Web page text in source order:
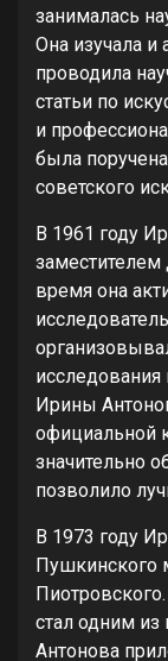
занималась
Она изучала и
проводила
статьи по
и
была
советского
В 1961 году
заместителем
время она
Ирины
официальной
значительно
позволило
В 1973 году
Пушкинского
стал одним
Антонова